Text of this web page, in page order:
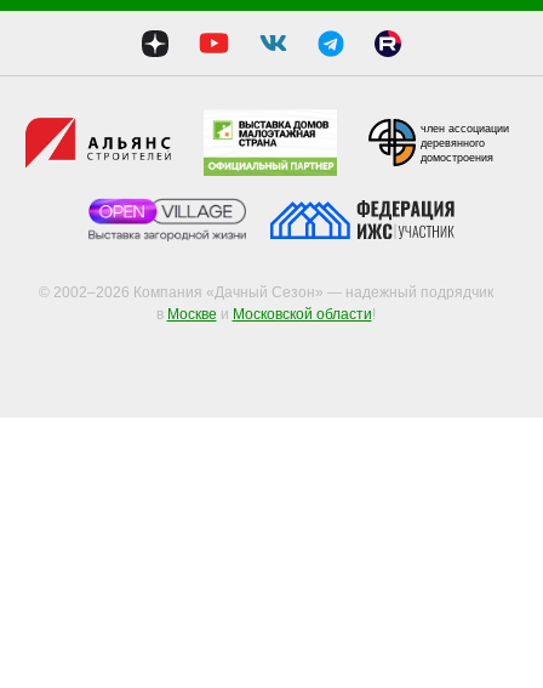
© 2002–2026 Компания «Дачный Сезон» — надежный подрядчик
в Москве и Московской области!
член ассоциации
деревянного
домостроения